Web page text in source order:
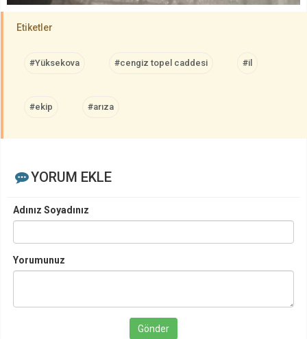
Etiketler
#Yüksekova #cengiz topel caddesi #il
#ekip #arıza
YORUM EKLE
Adınız Soyadınız
Yorumunuz
Gönder